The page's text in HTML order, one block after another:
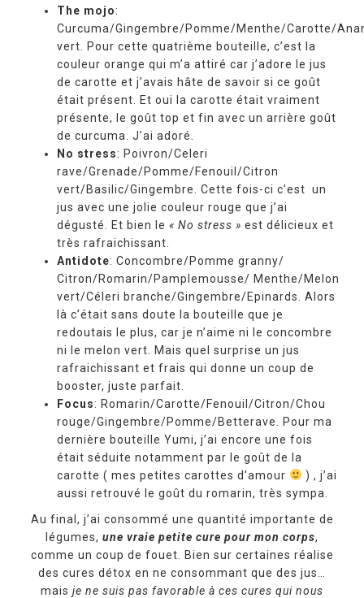
The mojo:
Curcuma/Gingembre/Pomme/Menthe/Carotte/
vert. Pour cette quatrième bouteille, c’est la
couleur orange qui m’a attiré car j’adore le jus
de carotte et j’avais hâte de savoir si ce goût
était présent. Et oui la carotte était vraiment
présente, le goût top et fin avec un arrière goût
de curcuma. J’ai adoré.
No stress: Poivron/Celeri
rave/Grenade/Pomme/Fenouil/Citron
vert/Basilic/Gingembre. Cette fois-ci c’est un
jus avec une jolie couleur rouge que j’ai
dégusté. Et bien le « No stress » est délicieux et
très rafraichissant.
Antidote: Concombre/Pomme granny/
Citron/Romarin/Pamplemousse/ Menthe/Melon
vert/Céleri branche/Gingembre/Epinards. Alors
là c’était sans doute la bouteille que je
redoutais le plus, car je n’aime ni le concombre
ni le melon vert. Mais quel surprise un jus
rafraichissant et frais qui donne un coup de
booster, juste parfait.
Focus: Romarin/Carotte/Fenouil/Citron/Chou
rouge/Gingembre/Pomme/Betterave. Pour ma
dernière bouteille Yumi, j’ai encore une fois
était séduite notamment par le goût de la
carotte ( mes petites carottes d’amour
) , j’ai
aussi retrouvé le goût du romarin, très sympa.
Au final, j’ai consommé une quantité importante de
légumes, une vraie petite cure pour mon corps,
comme un coup de fouet. Bien sur certaines réalise
des cures détox en ne consommant que des jus…
mais je ne suis pas favorable à ces cures qui nous